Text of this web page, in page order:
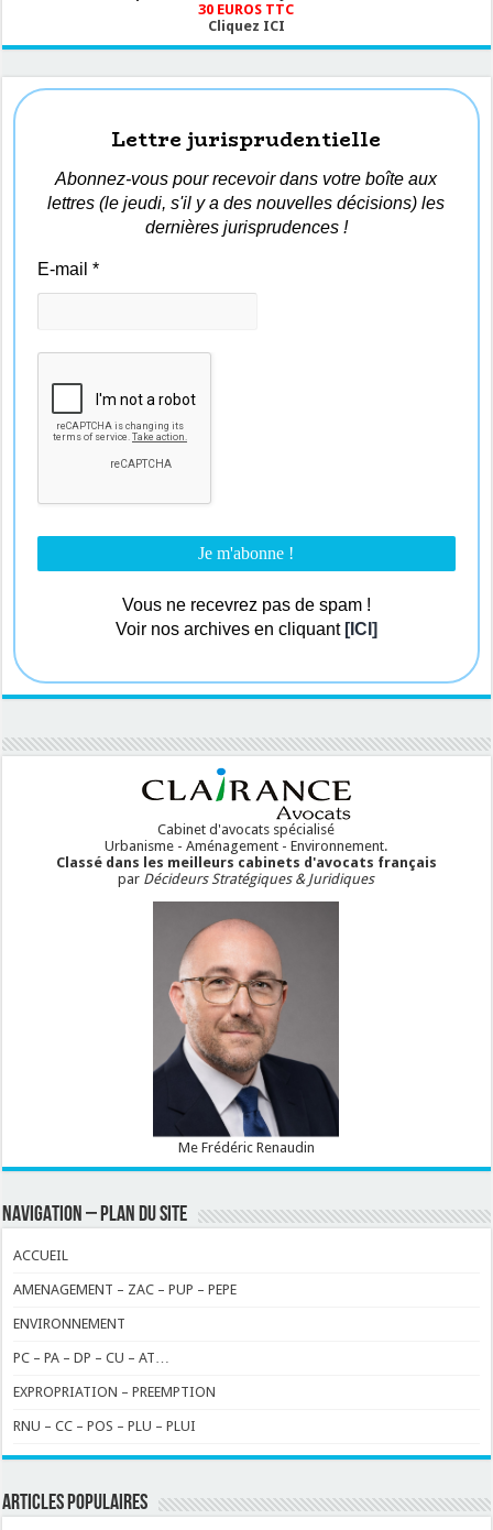
30 EUROS TTC
Cliquez ICI
Lettre jurisprudentielle
Abonnez-vous pour recevoir dans votre boîte aux
lettres (le jeudi, s'il y a des nouvelles décisions) les
dernières jurisprudences !
E-mail*
Vous ne recevrez pas de spam !
Voir nos archives en cliquant [ICI]
Cabinet d'avocats spécialisé
Urbanisme - Aménagement - Environnement.
Classé dans les meilleurs cabinets d'avocats français
par Décideurs Stratégiques & Juridiques
Me Frédéric Renaudin
NAVIGATION – PLAN DU SITE
ACCUEIL
AMENAGEMENT – ZAC – PUP – PEPE
ENVIRONNEMENT
PC – PA – DP – CU – AT…
EXPROPRIATION – PREEMPTION
RNU – CC – POS – PLU – PLUI
ARTICLES POPULAIRES